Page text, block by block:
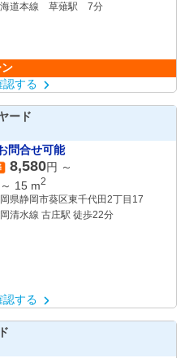
道本線 草薙駅 7分
認する
ード
問合せ可能
8,580円 ～
～ 15 m2
県静岡市葵区東千代田2丁目17
清水線 古庄駅 徒歩22分
認する